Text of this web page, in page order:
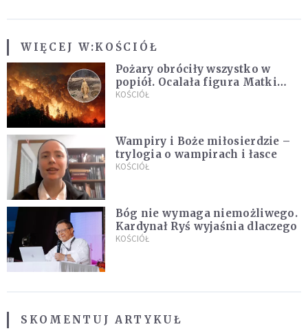
WIĘCEJ W:KOŚCIÓŁ
Pożary obróciły wszystko w
popiół. Ocalała figura Matki
Bożej
KOŚCIÓŁ
Wampiry i Boże miłosierdzie –
trylogia o wampirach i łasce
KOŚCIÓŁ
Bóg nie wymaga niemożliwego.
Kardynał Ryś wyjaśnia dlaczego
KOŚCIÓŁ
SKOMENTUJ ARTYKUŁ